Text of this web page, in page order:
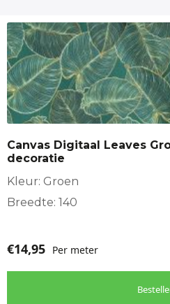
Canvas Digitaal Leaves
decoratie
Kleur: Groen
Breedte: 140
€14,95 Per meter